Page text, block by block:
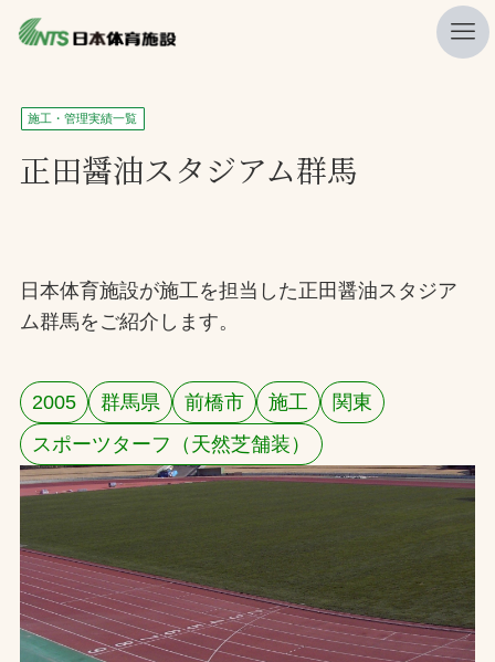
私たちの強み
ニュース
製品・サービス一覧
施工・管理実績一覧
採用情報
検索
お取引先の皆様へ
プライバシーポリシー
施工・管理実績一覧
正田醤油スタジアム群馬
日本体育施設が施工を担当した正田醤油スタジア
ム群馬をご紹介します。
2005 群馬県 前橋市 施工
関東
スポーツターフ（天然芝舗装）